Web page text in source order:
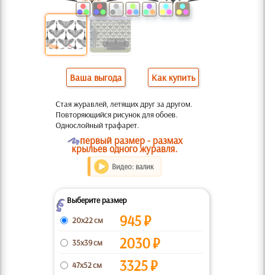
Ваша выгода Как купить
Стая журавлей, летящих друг за другом.
Повторяющийся рисунок для обоев.
Однослойный трафарет.
Oпервый размер - размах
крыльев одного журавля.
Видео: валик
ZВыберите размер
20x22 см
945₽
35x39 см 2030₽
47x52 см 3325₽